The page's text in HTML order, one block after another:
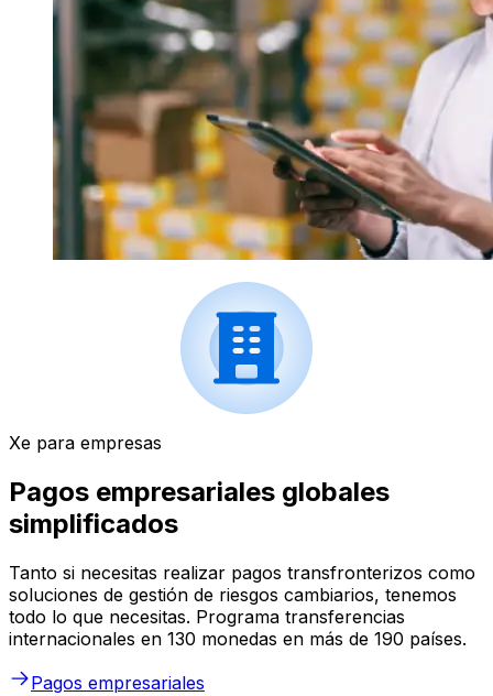
Xe para empresas
Pagos empresariales globales
simplificados
Tanto si necesitas realizar pagos transfronterizos como
soluciones de gestión de riesgos cambiarios, tenemos
todo lo que necesitas. Programa transferencias
internacionales en 130 monedas en más de 190 países.
Pagos empresariales